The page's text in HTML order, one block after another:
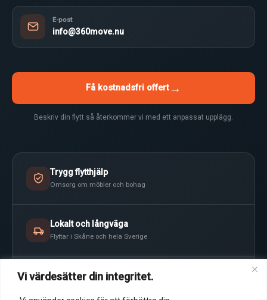
Vi värdesätter din integritet.
E-post
info@360move.nu
Få kostnadsfri offert →
Beskriv din flytt så återkommer vi med ett anpassat upplägg.
Trygg flytthjälp
Omsorg om möbler och bohag
Lokalt och långväga
Flyttar i Skåne och hela Sverige
Tydlig planering